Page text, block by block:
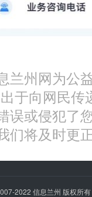
兰州网为公
于向网民
误或侵犯了
们将及时更
2022 信息兰州 版权所